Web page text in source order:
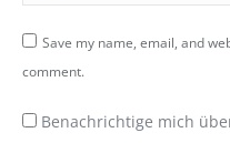
Save my name, email, and
comment.
Benachrichtige mich